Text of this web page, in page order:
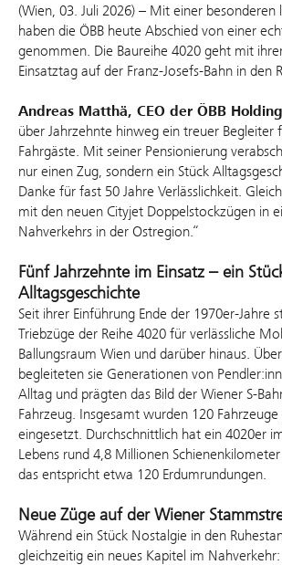
(Wien, 03. Juli 2026) – Mit einer besonderen
haben die ÖBB heute Abschied von einer
genommen. Die Baureihe 4020 geht mit
Einsatztag auf der Franz‑Josefs‑Bahn in den
Andreas Matthä, CEO der ÖBB Holding
über Jahrzehnte hinweg ein treuer Begleiter
Fahrgäste. Mit seiner Pensionierung
nur einen Zug, sondern ein Stück
Danke für fast 50 Jahre Verlässlichkeit.
mit den neuen Cityjet Doppelstockzügen in
Nahverkehrs in der Ostregion.“
Fünf Jahrzehnte im Einsatz – ein
Alltagsgeschichte
Seit ihrer Einführung Ende der 1970er‑Jahre
Triebzüge der Reihe 4020 für verlässliche
Ballungsraum Wien und darüber hinaus.
begleiteten sie Generationen von
Alltag und prägten das Bild der Wiener
Fahrzeug. Insgesamt wurden 120
eingesetzt. Durchschnittlich hat ein 4020er
Lebens rund 4,8 Millionen
das entspricht etwa 120 Erdumrundungen.
Neue Züge auf der Wiener
Während ein Stück Nostalgie in den
gleichzeitig ein neues Kapitel im Nahverkehr: